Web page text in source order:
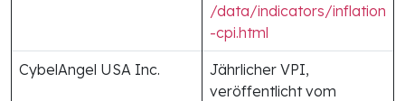
/data/indicators/inflation
-cpi.html
CybelAngel USA Inc.
Jährlicher VPI,
veröffentlicht vom